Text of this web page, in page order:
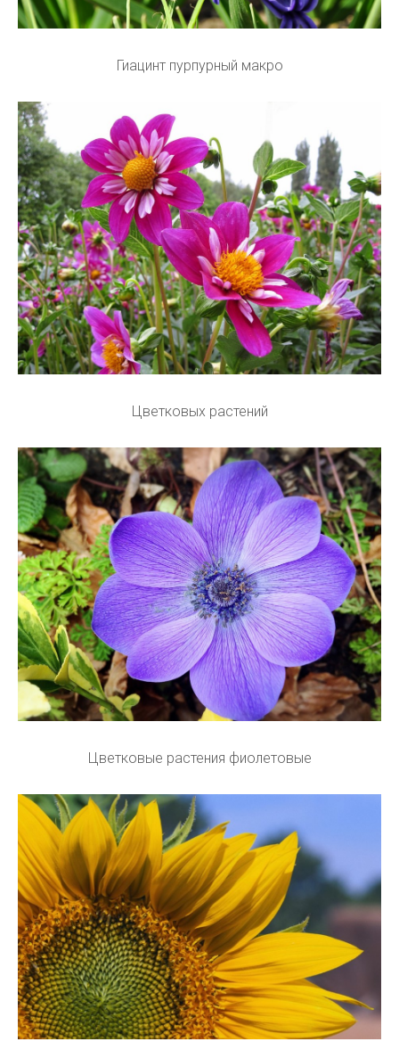
Гиацинт пурпурный макро
Цветковых растений
Цветковые растения фиолетовые